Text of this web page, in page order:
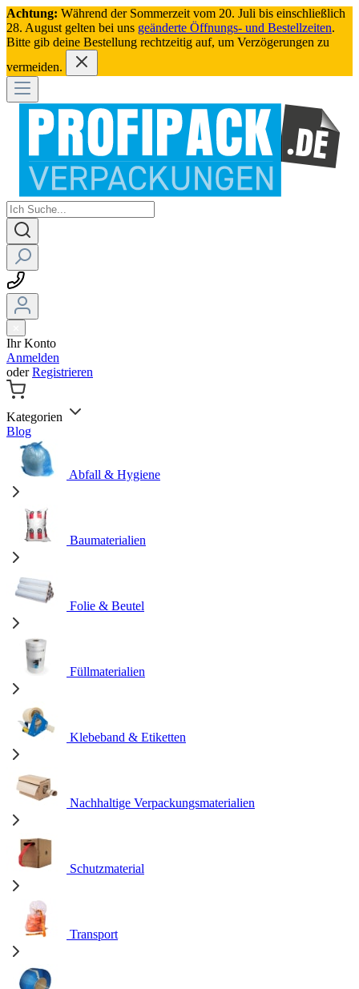
Achtung: Während der Sommerzeit vom 20. Juli bis einschließlich
28. August gelten bei uns geänderte Öffnungs- und Bestellzeiten.
Bitte gib deine Bestellung rechtzeitig auf, um Verzögerungen zu
vermeiden.
Ihr Konto
Anmelden
oderRegistrieren
Kategorien
Blog
Abfall & Hygiene
Baumaterialien
Folie & Beutel
Füllmaterialien
Klebeband & Etiketten
Nachhaltige Verpackungsmaterialien
Schutzmaterial
Transport